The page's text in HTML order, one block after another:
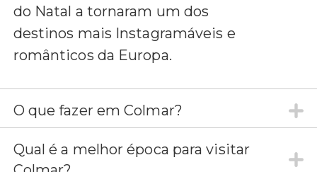
do Natal a tornaram um dos
destinos mais Instagramáveis e
românticos da Europa.
O que fazer em Colmar?
Qual é a melhor época para visitar